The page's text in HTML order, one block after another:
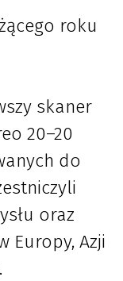
roku
skaner
20–20
do
oraz
Europy, Azji